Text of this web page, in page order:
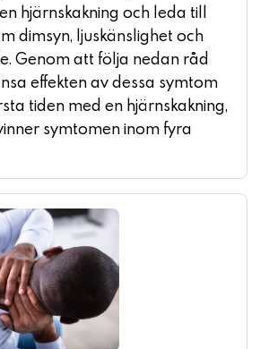
hjärnskakning och leda till
dimsyn, ljuskänslighet och
Genom att följa nedan råd
effekten av dessa symtom
tiden med en hjärnskakning,
symtomen inom fyra